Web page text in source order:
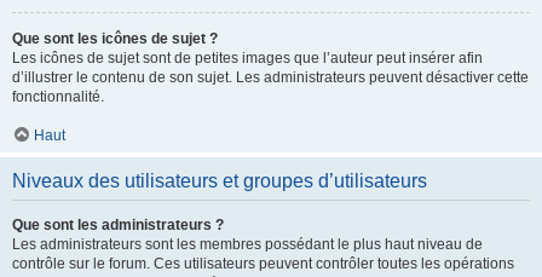
Que sont les icônes de sujet ?
Les icônes de sujet sont de petites images que l’auteur peut insérer afin
d’illustrer le contenu de son sujet. Les administrateurs peuvent désactiver cette
fonctionnalité.
Haut
Niveaux des utilisateurs et groupes d’utilisateurs
Que sont les administrateurs ?
Les administrateurs sont les membres possédant le plus haut niveau de
contrôle sur le forum. Ces utilisateurs peuvent contrôler toutes les opérations